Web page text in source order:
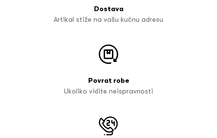
Dostava
Artikal stiže na vašu kućnu adresu
Povrat robe
Ukoliko vidite neispravnosti